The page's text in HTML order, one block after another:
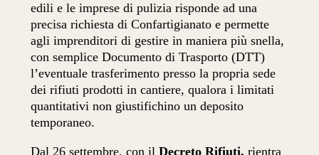
edili e le imprese di pulizia risponde ad una
precisa richiesta di Confartigianato e permette
agli imprenditori di gestire in maniera più snella,
con semplice Documento di Trasporto (DTT)
l’eventuale trasferimento presso la propria sede
dei rifiuti prodotti in cantiere, qualora i limitati
quantitativi non giustifichino un deposito
temporaneo.
Dal 26 settembre, con ilDecreto Rifiuti, rientra